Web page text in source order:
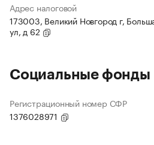
Адрес налоговой
173003, Великий Новгород г,
ул, д 62
Социальные фонды
Регистрационный номер СФР
1376028971